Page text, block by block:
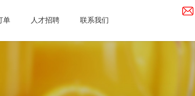
单 人才招聘 联系我们